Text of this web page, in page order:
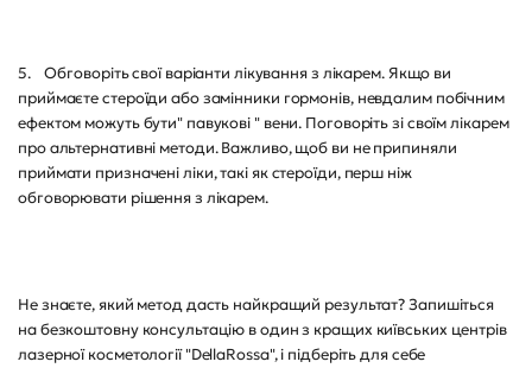
5. Обговоріть свої варіанти лікування з лікарем. Якщо ви
приймаєте стероїди або замінники гормонів, невдалим побічним
ефектом можуть бути" павукові " вени. Поговоріть зі своїм лікарем
про альтернативні методи. Важливо, щоб ви не припиняли
приймати призначені ліки, такі як стероїди, перш ніж
обговорювати рішення з лікарем.
Не знаєте, який метод дасть найкращий результат? Запишіться
на безкоштовну консультацію в один з кращих київських центрів
лазерної косметології "DellaRossa", і підберіть для себе